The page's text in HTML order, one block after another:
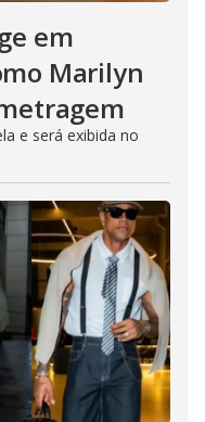
em
Marilyn
e será exibida no